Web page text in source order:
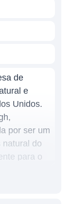
de
e
Unidos.
por ser um
natural do
para o
norte-
na